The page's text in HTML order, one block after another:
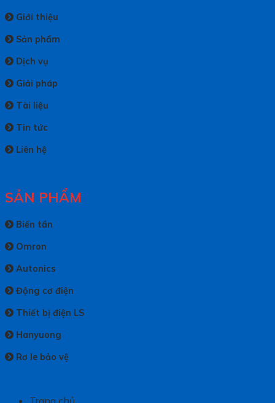
Giới thiệu
Sản phẩm
Dịch vụ
Giải pháp
Tài liệu
Tin tức
Liên hệ
SẢN PHẨM
Biến tần
Omron
Autonics
Động cơ điện
Thiết bị điện LS
Hanyuong
Rơ le bảo vệ
Trang chủ